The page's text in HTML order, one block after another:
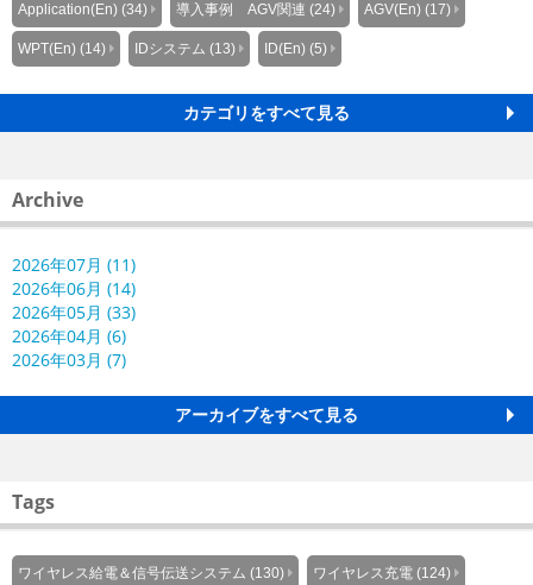
Application(En) (34) 導入事例 AGV関連 (24) AGV(En) (17)
WPT(En) (14) IDシステム (13) ID(En) (5)
カテゴリをすべて見る
Archive
2026年07月 (11)
2026年06月 (14)
2026年05月 (33)
2026年04月 (6)
2026年03月 (7)
アーカイブをすべて見る
Tags
ワイヤレス給電＆信号伝送システム (130) ワイヤレス充電 (124)